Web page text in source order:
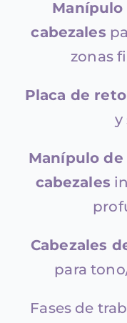
Manípulo
cabezales
zonas
Placa de
y
Manípulo
cabezales
Cabezales
para
Fases de